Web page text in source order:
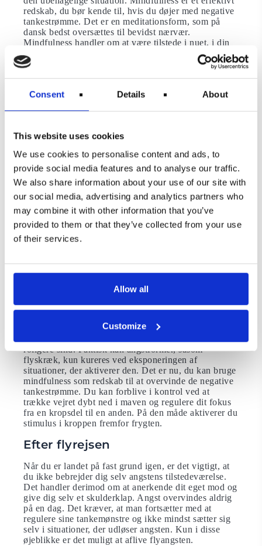
Consent Details About
This website uses cookies
We use cookies to personalise content and ads, to
provide social media features and to analyse our traffic.
We also share information about your use of our site with
our social media, advertising and analytics partners who
may combine it with other information that you’ve
provided to them or that they’ve collected from your use
of their services.
Allow all
Customize
redskab, du bør kende til, hvis du døjer med negative
tankestrømme. Det er en meditationsform, som på
dansk bedst oversættes til bevidst nærvær.
Mindfulness handler om at være tilstede i nuet, i din
krop og åndedragt. Det er et redskab, du kan brug
hvor som helst til at tage kontrollen over din
ikke mindst arbejde dig væk fra oplevelsen af at være
meditation i terapiform. Han har lavet nogle effektive
han guider dig gennem meditationen. Så har du ikke
noget imod at meditere på engelsk kan du med fordel
købe albumet “Guided Mindfulness Meditations”,
hvor Jon Kabat-Zinn guider dig gennem en 45
minutter lang body scan. Du kan også finde en“Body
Scan Exercise”af Jon Kabat-Zinn på YouTube på 30
min. Du vil opleve at få lettere ved at håndtere din
flyskræk, hvis du begynder at meditere på daglig
basis.
Under flyrejsen
Idet øjeblik flyet starter sine motorer konfronteres du
du har chancen for at overvinde angsten. Da flyskræk
er det hverken viden eller fakta, der vil hjælpe dig nu.
roligere sind. Faktisk kan angstformer, såsom
flyskræk, kun kureres ved eksponeringen af
situationer, der aktiverer den. Det er nu, du kan bruge
mindfulness som redskab til at overvinde de negative
tankestrømme. Du kan forblive i kontrol ved at
trække vejret dybt ned i maven og regulere dit fokus
fra en kropsdel til en anden. På den måde aktiverer du
stimulus i kroppen fremfor frygten.
Efter flyrejsen
Når du er landet på fast grund igen, er det vigtigt, at
du ikke bebrejder dig selv angstens tilstedeværelse.
Det handler derimod om at anerkende dit eget mod og
give dig selv et skulderklap. Angst overvindes aldrig
på en dag. Det kræver, at man fortsætter med at
regulere sine tankemønstre og ikke mindst sætter sig
selv i situationer, der udløser angsten. Kun i disse
øjeblikke er det muligt at aflive flyangsten.